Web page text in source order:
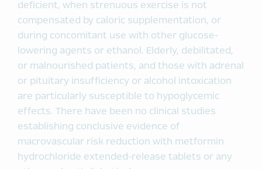
deficient, when strenuous exercise is not
compensated by caloric supplementation, or
during concomitant use with other glucose-
lowering agents or ethanol. Elderly, debilitated,
or malnourished patients, and those with adrenal
or pituitary insufficiency or alcohol intoxication
are particularly susceptible to hypoglycemic
effects. There have been no clinical studies
establishing conclusive evidence of
macrovascular risk reduction with metformin
hydrochloride extended-release tablets or any